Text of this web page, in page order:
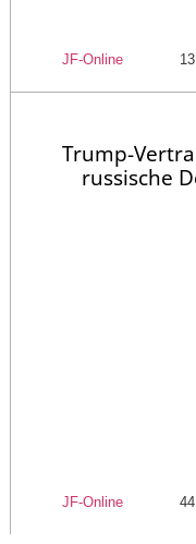
JF-Online 13
Trump-
russische
JF-Online 44